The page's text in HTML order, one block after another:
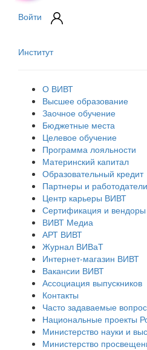
Войти
Институт
О ВИВТ
Высшее образование
Заочное обучение
Бюджетные места
Целевое обучение
Программа лояльности
Материнский капитал
Образовательный кредит
Партнеры и работодатели
Центр карьеры ВИВТ
Сертификация и вендоры
ВИВТ Медиа
АРТ ВИВТ
Журнал ВИВаТ
Интернет-магазин ВИВТ
Вакансии ВИВТ
Ассоциация выпускников
Контакты
Часто задаваемые
Национальные проекты
Министерство науки и
Министерство